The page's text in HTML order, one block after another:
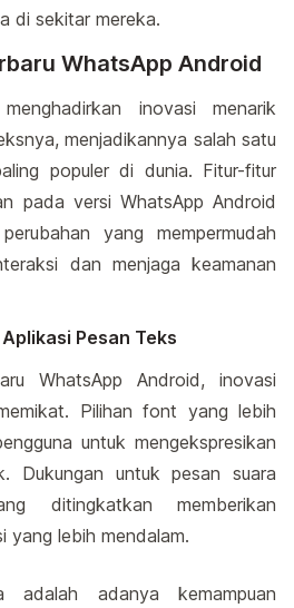
di sekitar mereka.
WhatsApp Android
inovasi menarik
menjadikannya salah satu
populer di dunia. Fitur-fitur
pada versi WhatsApp Android
yang mempermudah
dan menjaga keamanan
Pesan Teks
WhatsApp Android, inovasi
Pilihan font yang lebih
untuk mengekspresikan
Dukungan untuk pesan suara
ditingkatkan memberikan
yang lebih mendalam.
adalah adanya kemampuan